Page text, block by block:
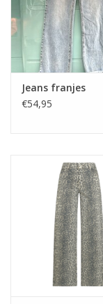
Home deco
Herensokken
Jeans franjes
€54,95